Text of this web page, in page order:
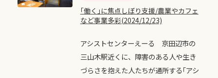
｢働く｣に焦点しぼり支援/農業やカフェ
など事業多彩(2024/12/23)
アシストセンターえーる 京田辺市の
三山木駅近くに、障害のある人や生き
づらさを抱えた人たちが通所する｢アシ